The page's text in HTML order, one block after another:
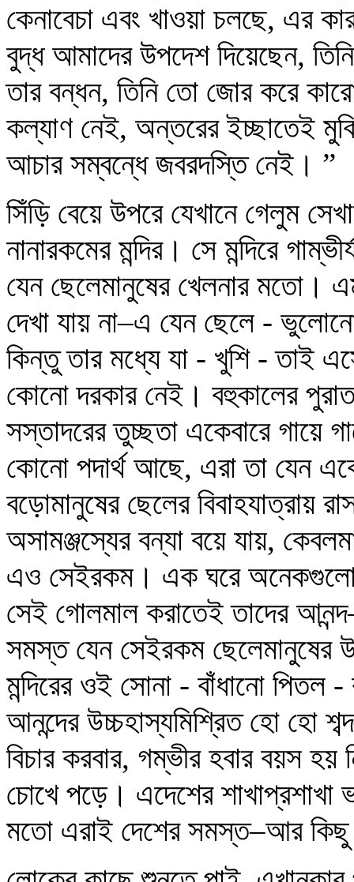
কেনাবেচা এবং খাওয়া চলছে, এর
বুদ্ধ আমাদের উপদেশ দিয়েছেন,
তার বন্ধন, তিনি তো জোর করে
কল্যাণ নেই, অন্তরের ইচ্ছাতেই
আচার সম্বন্ধে জবরদস্তি নেই। ”
সিঁড়ি বেয়ে উপরে যেখানে গেলুম
নানারকমের মন্দির। সে মন্দিরে
যেন ছেলেমানুষের খেলনার মতো।
দেখা যায় না–এ যেন ছেলে -
কিন্তু তার মধ্যে যা - খুশি - তাই
কোনো দরকার নেই। বহুকালের
সস্তাদরের তুচ্ছতা একেবারে গায়ে
কোনো পদার্থ আছে, এরা তা যেন
বড়োমানুষের ছেলের বিবাহযাত্রায়
অসামঞ্জস্যের বন্যা বয়ে যায়,
এও সেইরকম। এক ঘরে অনেকগুলো
সেই গোলমাল করাতেই তাদের
সমস্ত যেন সেইরকম ছেলেমানুষের
মন্দিরের ওই সোনা - বাঁধানো পিতল -
আনন্দের উচ্চহাস্যমিশ্রিত হো হো
বিচার করবার, গম্ভীর হবার বয়স
চোখে পড়ে। এদেশের
মতো এরাই দেশের সমস্ত–আর